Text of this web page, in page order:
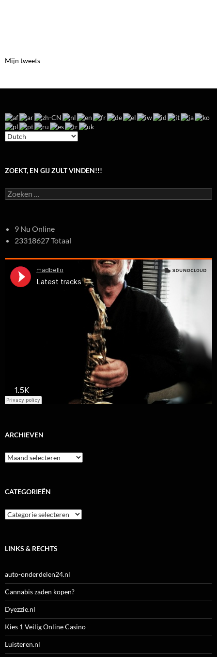
Mijn tweets
ZOEKT, EN GIJ ZULT VINDEN!!!
Zoeken
naar:
9 Nu Online
23318627 Totaal
ARCHIEVEN
Archieven
CATEGORIEËN
Categorieën
LINKS & RECHTS
auto-onderdelen24.nl
Cannabis zaden kopen?
Dyezzie.nl
Kies 1 Veilig Online Casino
Luisteren.nl